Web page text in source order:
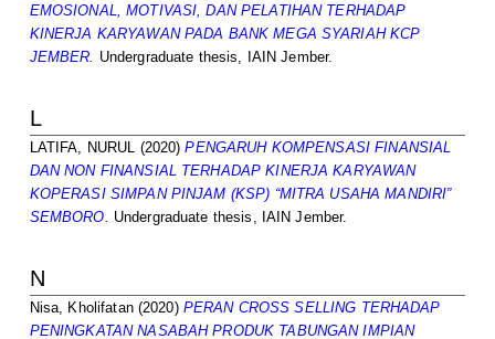
EMOSIONAL, MOTIVASI, DAN PELATIHAN TERHADAP
KINERJA KARYAWAN PADA BANK MEGA SYARIAH KCP
JEMBER.
Undergraduate thesis, IAIN Jember.
L
LATIFA, NURUL (2020)PENGARUH KOMPENSASI FINANSIAL
DAN NON FINANSIAL TERHADAP KINERJA KARYAWAN
KOPERASI SIMPAN PINJAM (KSP) “MITRA USAHA MANDIRI”
SEMBORO.
Undergraduate thesis, IAIN Jember.
N
Nisa, Kholifatan(2020) PERAN CROSS SELLING TERHADAP
PENINGKATAN NASABAH PRODUK TABUNGAN IMPIAN